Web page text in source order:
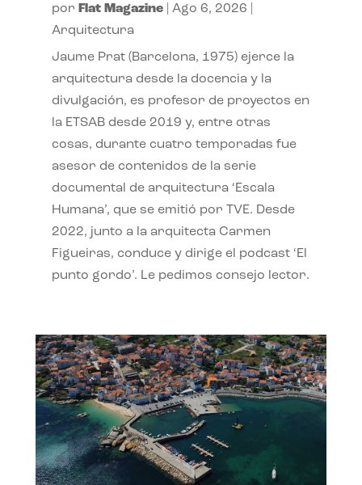
por Flat Magazine| Ago 6, 2026
Arquitectura
Jaume Prat (Barcelona, 1975) ejerce la
arquitectura desde la docencia y la
divulgación, es profesor de proyectos en
la ETSAB desde 2019 y, entre otras
cosas, durante cuatro temporadas fue
asesor de contenidos de la serie
documental de arquitectura ‘Escala
Humana’, que se emitió por TVE. Desde
2022, junto a la arquitecta Carmen
Figueiras, conduce y dirige el podcast ‘El
punto gordo’. Le pedimos consejo lector.